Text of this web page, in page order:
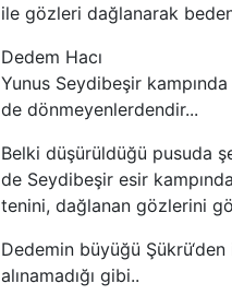
ile gözleri dağlanarak
Dedem Hacı
Yunus Seydibeşir
de dönmeyenlerdendir...
Belki düşürüldüğü pusuda
de Seydibeşir esir
tenini, dağlanan gözlerini
Dedemin büyüğü
alınamadığı gibi..